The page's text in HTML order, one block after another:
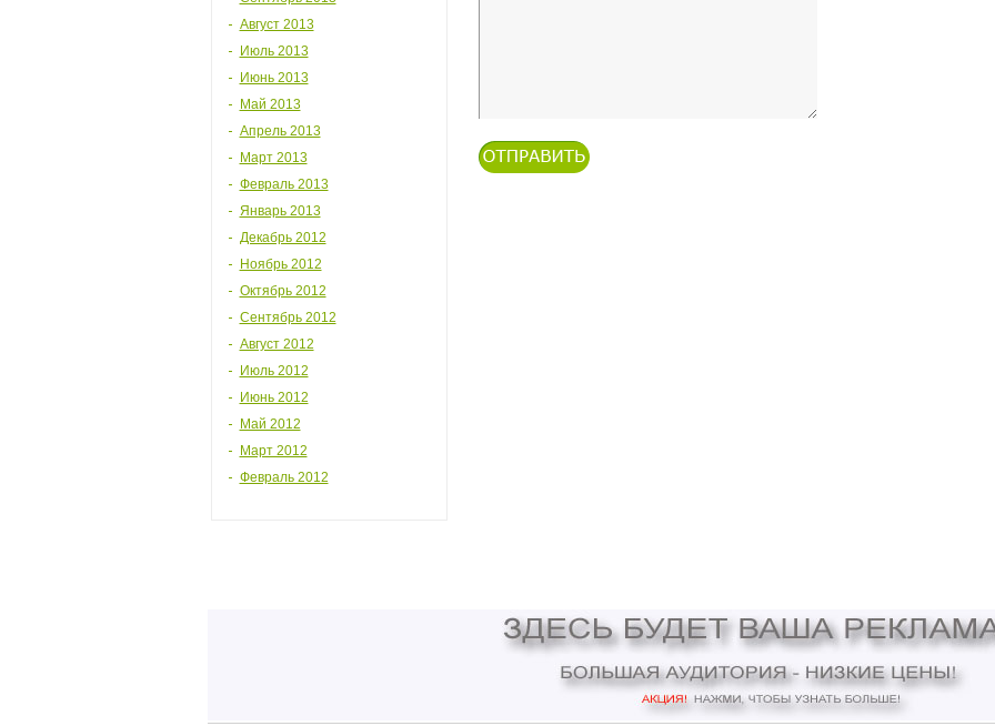
Август 2013
Июль 2013
Июнь 2013
Май 2013
Апрель 2013
Март 2013
Февраль 2013
Январь 2013
Декабрь 2012
Ноябрь 2012
Октябрь 2012
Сентябрь 2012
Август 2012
Июль 2012
Июнь 2012
Май 2012
Март 2012
Февраль 2012